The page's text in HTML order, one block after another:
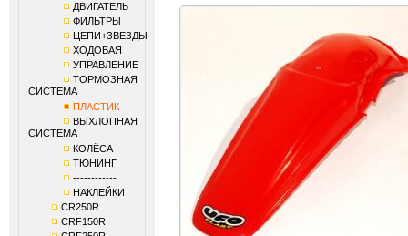
ДВИГАТЕЛЬ
ФИЛЬТРЫ
ЦЕПИ+ЗВЕЗДЫ
ХОДОВАЯ
УПРАВЛЕНИЕ
ТОРМОЗНАЯ
СИСТЕМА
ПЛАСТИК
ВЫХЛОПНАЯ
СИСТЕМА
КОЛЁСА
ТЮНИНГ
------------
НАКЛЕЙКИ
CR250R
CRF150R